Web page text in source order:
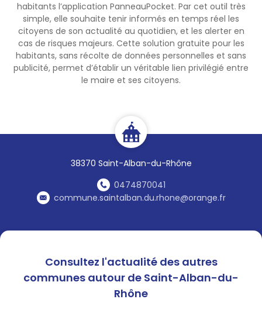
habitants l’application PanneauPocket. Par cet outil très
simple, elle souhaite tenir informés en temps réel les
citoyens de son actualité au quotidien, et les alerter en
cas de risques majeurs. Cette solution gratuite pour les
habitants, sans récolte de données personnelles et sans
publicité, permet d’établir un véritable lien privilégié entre
le maire et ses citoyens.
38370 Saint-Alban-du-Rhône
0474870041
commune.saintalban.du.rhone@orange.fr
Soyez vigilants, restez
informés, prenez soin de vous
et de vos proches.
Consultez l'actualité des autres
communes autour de Saint-Alban-du-
Rhône